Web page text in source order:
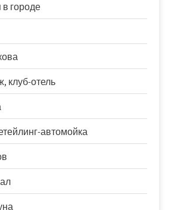
городе
клуб-отель
автомойка